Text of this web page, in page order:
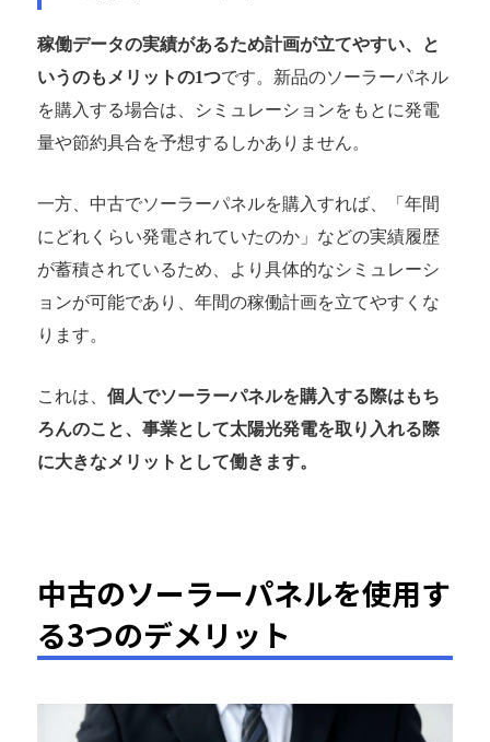
稼働データの実績があるため計画が立てやすい、と
いうのもメリットの1つです。新品のソーラーパネル
を購入する場合は、シミュレーションをもとに発電
量や節約具合を予想するしかありません。
一方、中古でソーラーパネルを購入すれば、「年間
にどれくらい発電されていたのか」などの実績履歴
が蓄積されているため、より具体的なシミュレーシ
ョンが可能であり、年間の稼働計画を立てやすくな
ります。
これは、 個人でソーラーパネルを購入する際はもち
ろんのこと、事業として太陽光発電を取り入れる際
に大きなメリットとして働きます。
中古のソーラーパネルを使用す
る3つのデメリット